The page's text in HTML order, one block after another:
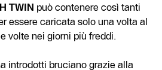
TWIN può contenere così tanti
essere caricata solo una volta al
volte nei giorni più freddi.
introdotti bruciano grazie alla